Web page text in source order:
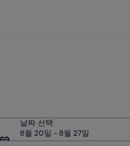
날짜 선택
8월 20일 - 8월 27일